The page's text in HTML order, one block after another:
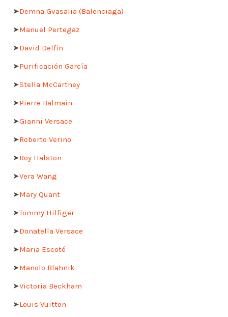
➤Demna Gvasalia (Balenciaga)
➤Manuel Pertegaz
➤David Delfín
➤Purificación García
➤Stella McCartney
➤Pierre Balmain
➤Gianni Versace
➤Roberto Verino
➤Roy Halston
➤Vera Wang
➤Mary Quant
➤Tommy Hilfiger
➤Donatella Versace
➤Maria Escoté
➤Manolo Blahnik
➤Victoria Beckham
➤Louis Vuitton